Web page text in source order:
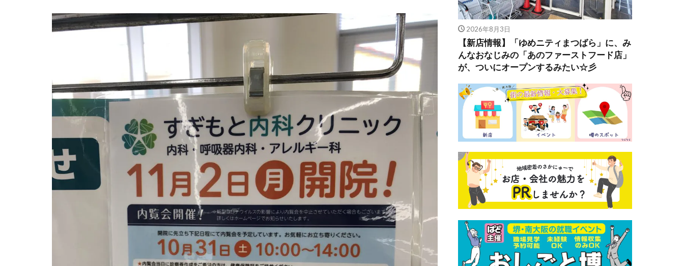
2026年8月3日
【新店情報】「ゆめニティまつばら」に、み
んなおなじみの「あのファーストフード店」
が、ついにオープンするみたい☆彡